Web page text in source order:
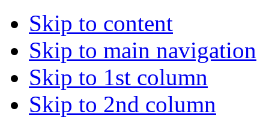
Skip to content
Skip to main navigation
Skip to 1st column
Skip to 2nd column